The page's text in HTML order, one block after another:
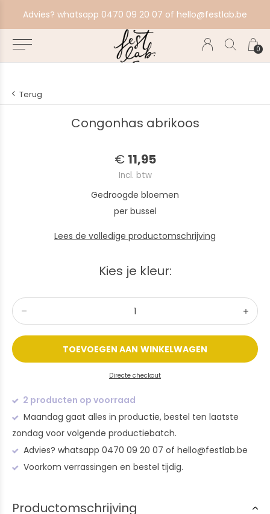
0
Advies? whatsapp 0470 09 20 07 of hello@festlab.be
Terug
Congonhas abrikoos
€ 11,95
Incl. btw
Gedroogde bloemen
per bussel
Lees de volledige productomschrijving
Kies je kleur:
TOEVOEGEN AAN WINKELWAGEN
Directe checkout
2 producten op voorraad
Maandag gaat alles in productie, bestel ten laatste
zondag voor volgende productiebatch.
Advies? whatsapp 0470 09 20 07 of hello@festlab.be
Voorkom verrassingen en bestel tijdig.
Productomschrijving